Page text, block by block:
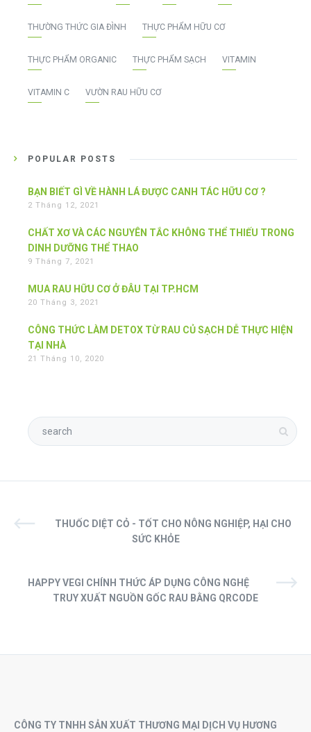
THƯỜNG THỨC GIA ĐÌNH THỰC PHẨM HỮU CƠ
THỰC PHẨM ORGANIC THỰC PHẨM SẠCH VITAMIN
VITAMIN C VƯỜN RAU HỮU CƠ
POPULAR POSTS
BẠN BIẾT GÌ VỀ HÀNH LÁ ĐƯỢC CANH TÁC HỮU CƠ ?
2 Tháng 12, 2021
CHẤT XƠ VÀ CÁC NGUYÊN TẮC KHÔNG THỂ THIẾU TRONG
DINH DƯỠNG THỂ THAO
9 Tháng 7, 2021
MUA RAU HỮU CƠ Ở ĐÂU TẠI TP.HCM
20 Tháng 3, 2021
CÔNG THỨC LÀM DETOX TỪ RAU CỦ SẠCH DỄ THỰC HIỆN
TẠI NHÀ
21 Tháng 10, 2020
THUỐC DIỆT CỎ - TỐT CHO NÔNG NGHIỆP, HẠI CHO
SỨC KHỎE
HAPPY VEGI CHÍNH THỨC ÁP DỤNG CÔNG NGHỆ
TRUY XUẤT NGUỒN GỐC RAU BẰNG QRCODE
CÔNG TY TNHH SẢN XUẤT THƯƠNG MẠI DỊCH VỤ HƯƠNG